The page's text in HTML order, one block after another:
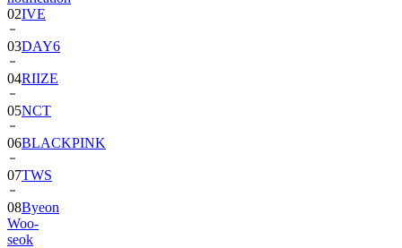
03DAY6
04RIIZE
05NCT
06BLACKPINK
07TWS
08Byeon
Woo-
seok
09SEVENTEEN